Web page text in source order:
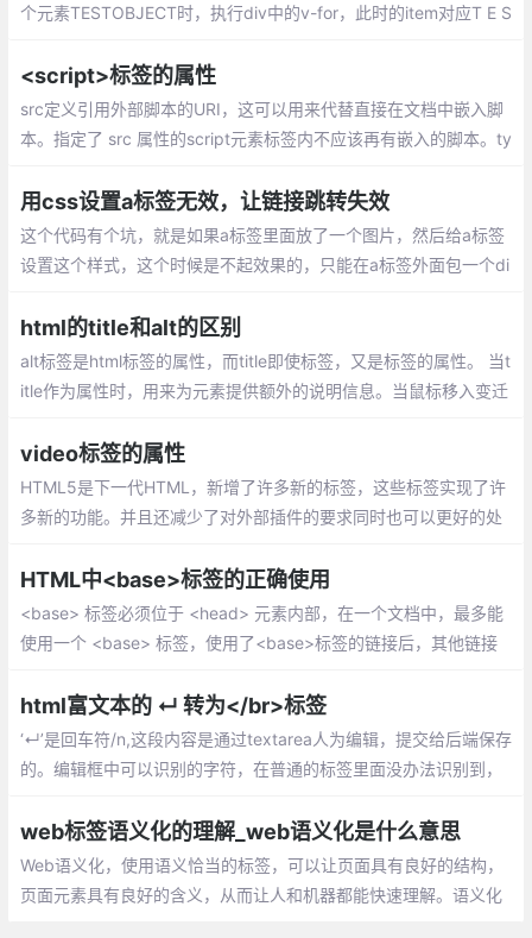
个元素TESTOBJECT时，执行div中的v-for，此时的item对应T E S
是否是array，很显然每次判断都是object
<script>标签的属性
src定义引用外部脚本的URI，这可以用来代替直接在文档中嵌入脚
本。指定了 src 属性的script元素标签内不应该再有嵌入的脚本。ty
用css设置a标签无效，让链接跳转失效
这个代码有个坑，就是如果a标签里面放了一个图片，然后给a标签
设置这个样式，这个时候是不起效果的，只能在a标签外面包一个di
html的title和alt的区别
alt标签是html标签的属性，而title即使标签，又是标签的属性。 当t
itle作为属性时，用来为元素提供额外的说明信息。当鼠标移入变迁
video标签的属性
HTML5是下一代HTML，新增了许多新的标签，这些标签实现了许
多新的功能。并且还减少了对外部插件的要求同时也可以更好的处
播放视频的效果。
HTML中<base>标签的正确使用
<base> 标签必须位于 <head> 元素内部，在一个文档中，最多能
使用一个 <base> 标签，使用了<base>标签的链接后，其他链接
html富文本的 ↵ 转为</br>标签
‘↵’是回车符/n,这段内容是通过textarea人为编辑，提交给后端保存
的。编辑框中可以识别的字符，在普通的标签里面没办法识别到，
web标签语义化的理解_web语义化是什么意思
Web语义化，使用语义恰当的标签，可以让页面具有良好的结构，
页面元素具有良好的含义，从而让人和机器都能快速理解。语义化